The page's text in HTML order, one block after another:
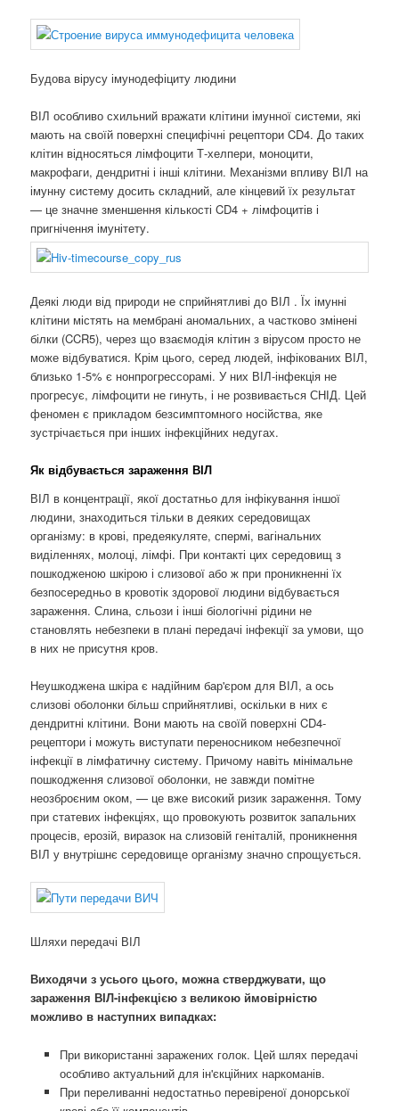
Будова вірусу імунодефіциту людини
ВІЛ особливо схильний вражати клітини імунної системи, які
мають на своїй поверхні специфічні рецептори CD4. До таких
клітин відносяться лімфоцити Т-хелпери, моноцити,
макрофаги, дендритні і інші клітини. Механізми впливу ВІЛ на
імунну систему досить складний, але кінцевий їх результат
— це значне зменшення кількості CD4 + лімфоцитів і
пригнічення імунітету.
Деякі люди від природи не сприйнятливі до ВІЛ . Їх імунні
клітини містять на мембрані аномальних, а частково змінені
білки (CCR5), через що взаємодія клітин з вірусом просто не
може відбуватися. Крім цього, серед людей, інфікованих ВІЛ,
близько 1-5% є нонпрогрессорамі. У них ВІЛ-інфекція не
прогресує, лімфоцити не гинуть, і не розвивається СНІД. Цей
феномен є прикладом безсимптомного носійства, яке
зустрічається при інших інфекційних недугах.
Як відбувається зараження ВІЛ
ВІЛ в концентрації, якої достатньо для інфікування іншої
людини, знаходиться тільки в деяких середовищах
організму: в крові, предеякуляте, спермі, вагінальних
виділеннях, молоці, лімфі. При контакті цих середовищ з
пошкодженою шкірою і слизової або ж при проникненні їх
безпосередньо в кровотік здорової людини відбувається
зараження. Слина, сльози і інші біологічні рідини не
становлять небезпеки в плані передачі інфекції за умови, що
в них не присутня кров.
Неушкоджена шкіра є надійним бар'єром для ВІЛ, а ось
слизові оболонки більш сприйнятливі, оскільки в них є
дендритні клітини. Вони мають на своїй поверхні CD4-
рецептори і можуть виступати переносником небезпечної
інфекції в лімфатичну систему. Причому навіть мінімальне
пошкодження слизової оболонки, не завжди помітне
неозброєним оком, — це вже високий ризик зараження. Тому
при статевих інфекціях, що провокують розвиток запальних
процесів, ерозій, виразок на слизовій геніталій, проникнення
ВІЛ у внутрішнє середовище організму значно спрощується.
Шляхи передачі ВІЛ
Виходячи з усього цього, можна стверджувати, що
зараження ВІЛ-інфекцією з великою ймовірністю
можливо в наступних випадках:
При використанні заражених голок. Цей шлях передачі
особливо актуальний для ін'єкційних наркоманів.
При переливанні недостатньо перевіреної донорської